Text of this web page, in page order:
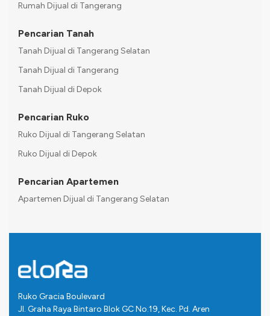
Rumah Dijual di Tangerang
Pencarian Tanah
Tanah Dijual di Tangerang Selatan
Tanah Dijual di Tangerang
Tanah Dijual di Depok
Pencarian Ruko
Ruko Dijual di Tangerang Selatan
Ruko Dijual di Depok
Pencarian Apartemen
Apartemen Dijual di Tangerang Selatan
Ruko Gracia Boulevard
Jl. Graha Raya Bintaro Blok GC No.19, Kec. Pd. Aren